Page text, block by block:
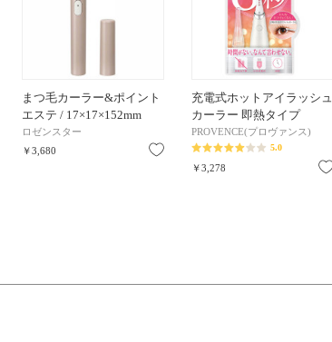
お気に入り
まつ毛カーラー&ポイント
エステ / 17×17×152mm
ロゼンスター
￥3,680
お気に入り
充電式ホットアイラッシュ
カーラー 即熱タイプ
PROVENCE(プロヴァンス)
5.0
￥3,278